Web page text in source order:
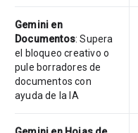
Gemini en
Documentos: Supera
el bloqueo creativo o
pule borradores de
documentos con
ayuda de la IA